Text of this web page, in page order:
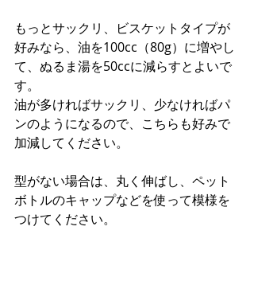
もっとサックリ、ビスケットタイプが
好みなら、油を100cc（80g）に増やし
て、ぬるま湯を50ccに減らすとよいで
す。
油が多ければサックリ、少なければパ
ンのようになるので、こちらも好みで
加減してください。
型がない場合は、丸く伸ばし、ペット
ボトルのキャップなどを使って模様を
つけてください。